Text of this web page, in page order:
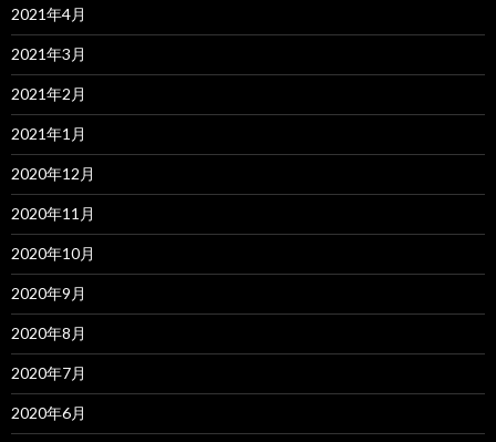
2021年4月
2021年3月
2021年2月
2021年1月
2020年12月
2020年11月
2020年10月
2020年9月
2020年8月
2020年7月
2020年6月